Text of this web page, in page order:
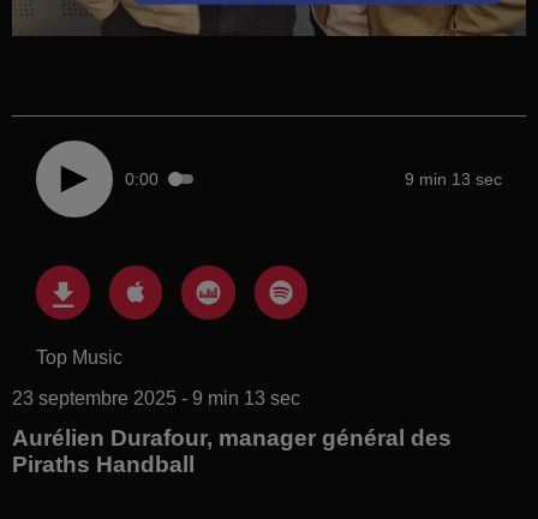
0:00 9 min 13 sec
Top Music
23 septembre 2025 - 9 min 13 sec
Aurélien Durafour, manager général des
Piraths Handball